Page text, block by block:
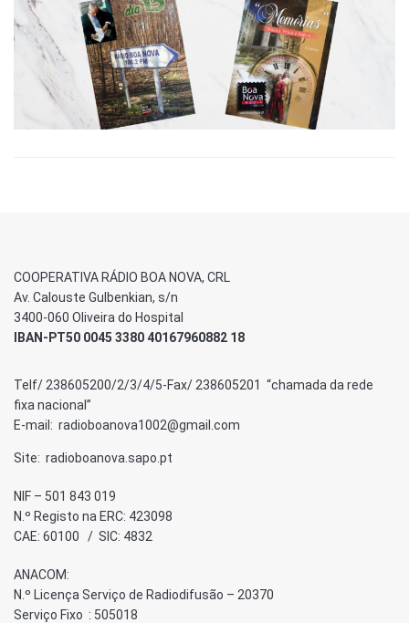
COOPERATIVA RÁDIO BOA NOVA, CRL
Av. Calouste Gulbenkian, s/n
3400-060 Oliveira do Hospital
IBAN-PT50 0045 3380 40167960882 18
Telf/ 238605200/2/3/4/5-Fax/ 238605201 “chamada da rede
fixa nacional”
E-mail: radioboanova1002@gmail.com
Site: radioboanova.sapo.pt
NIF – 501 843 019
N.º Registo na ERC: 423098
CAE: 60100 / SIC: 4832
ANACOM:
N.º Licença Serviço de Radiodifusão – 20370
Serviço Fixo : 505018